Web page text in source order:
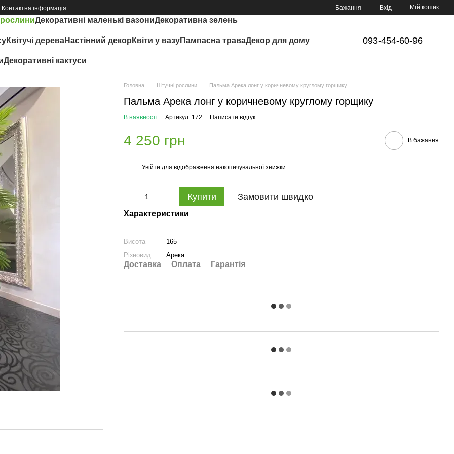
Контактна інформація Бажання Вхід Мій кошик
Декоративні маленькі вазониДекоративна зелень
Квітучі дереваНастінний декор Квіти у вазуПампасна траваДекор для дому
Декоративні кактуси
093-454-60-96
Головна Штучні рослини Пальма Арека лонг у коричневому круглому горщику
Пальма Арека лонг у коричневому круглому горщику
В наявності Артикул: 172 Написати відгук
4 250 грн В бажання
Увійти для відображення накопичувальної знижки
Купити Замовити швидко
Характеристики
Висота
165
Різновид
Арека
Доставка Оплата Гарантія